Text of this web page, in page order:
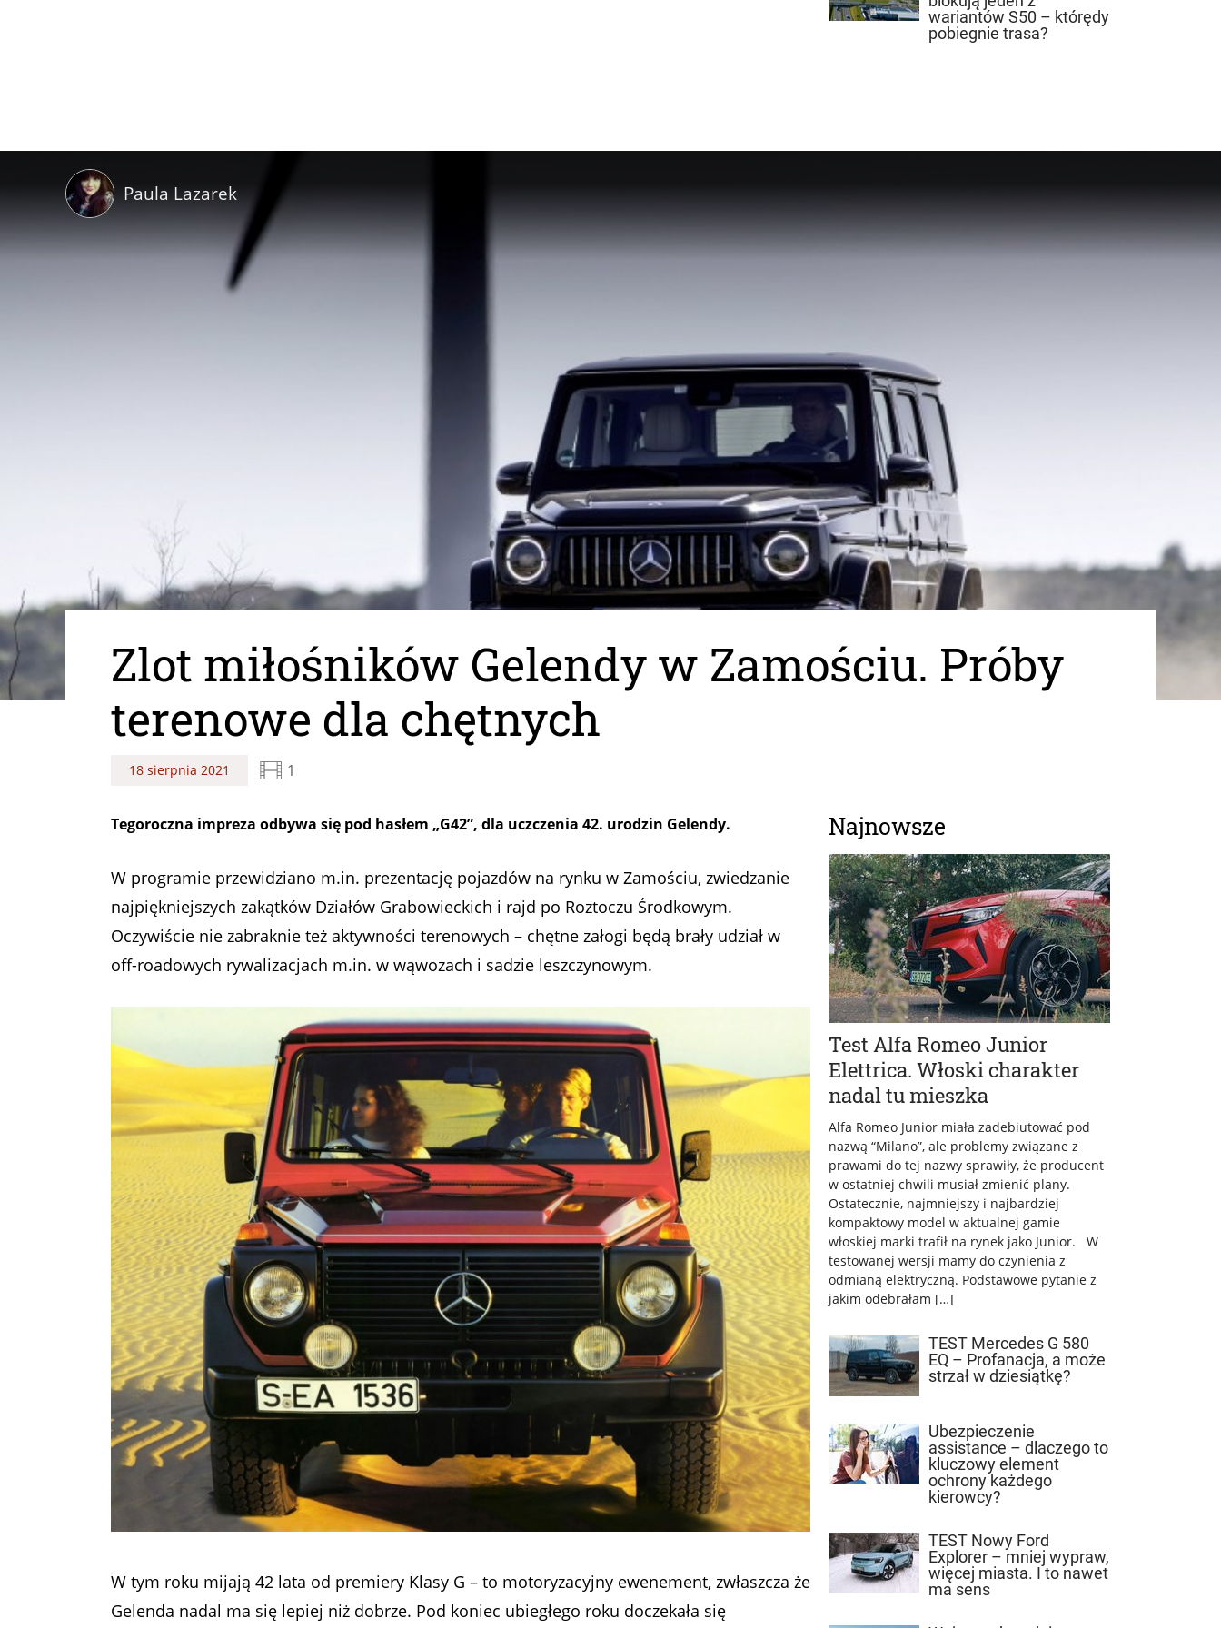
wariantów S50 – którędy
pobiegnie trasa?
Paula Lazarek
Zlot miłośników Gelendy w Zamościu. Próby
terenowe dla chętnych
18 sierpnia 2021 1
Tegoroczna impreza odbywa się pod hasłem „G42”, dla uczczenia 42. urodzin Gelendy.
W programie przewidziano m.in. prezentację pojazdów na rynku w Zamościu, zwiedzanie
najpiękniejszych zakątków Działów Grabowieckich i rajd po Roztoczu Środkowym.
Oczywiście nie zabraknie też aktywności terenowych – chętne załogi będą brały udział w
off-roadowych rywalizacjach m.in. w wąwozach i sadzie leszczynowym.
W tym roku mijają 42 lata od premiery Klasy G – to motoryzacyjny ewenement, zwłaszcza że
Gelenda nadal ma się lepiej niż dobrze. Pod koniec ubiegłego roku doczekała się
Najnowsze
Test Alfa Romeo Junior
Elettrica. Włoski charakter
nadal tu mieszka
Alfa Romeo Junior miała zadebiutować pod
nazwą “Milano”, ale problemy związane z
prawami do tej nazwy sprawiły, że producent
w ostatniej chwili musiał zmienić plany.
Ostatecznie, najmniejszy i najbardziej
kompaktowy model w aktualnej gamie
włoskiej marki trafił na rynek jako Junior. W
testowanej wersji mamy do czynienia z
odmianą elektryczną. Podstawowe pytanie z
jakim odebrałam […]
TEST Mercedes G 580
EQ – Profanacja, a może
strzał w dziesiątkę?
Ubezpieczenie
assistance – dlaczego to
kluczowy element
ochrony każdego
kierowcy?
TEST Nowy Ford
Explorer – mniej wypraw,
więcej miasta. I to nawet
ma sens